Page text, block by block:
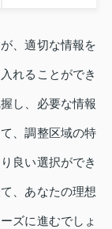
、適切な情報を
れることができ
し、必要な情報
、調整区域の特
良い選択ができ
、あなたの理想
ズに進むでしょ